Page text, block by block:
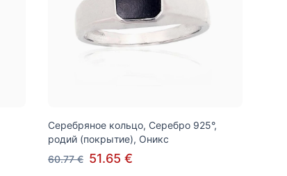
Серебряное кольцо, Серебро 925°,
родий (покрытие), Оникс
60.77 € 51.65 €